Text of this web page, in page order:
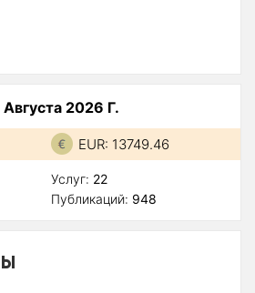
2026 Г.
EUR: 13749.46
Услуг: 22
Публикаций: 948